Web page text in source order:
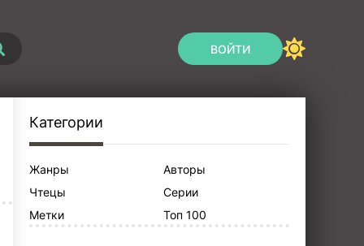
ВОЙТИ
Категории
Жанры
Авторы
Чтецы
Серии
Метки
Топ 100